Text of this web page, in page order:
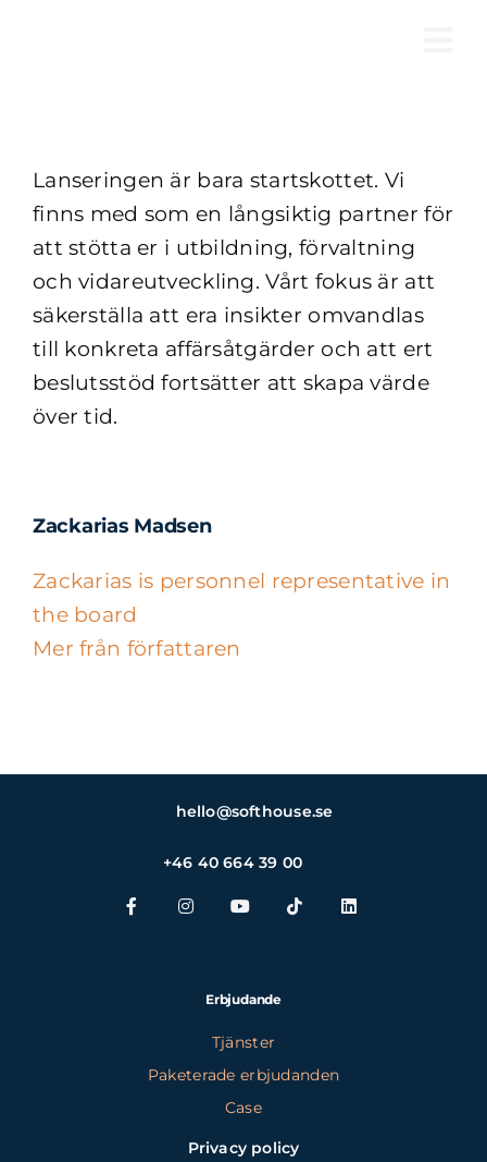
Lanseringen är bara startskottet. Vi
finns med som en långsiktig partner för
att stötta er i utbildning, förvaltning
och vidareutveckling. Vårt fokus är att
säkerställa att era insikter omvandlas
till konkreta affärsåtgärder och att ert
beslutsstöd fortsätter att skapa värde
över tid.
Zackarias Madsen
Zackarias is personnel representative in
the board
Mer från författaren
hello@softhouse.se
+46 40 664 39 00
Erbjudande
Tjänster
Paketerade erbjudanden
Case
Privacy policy